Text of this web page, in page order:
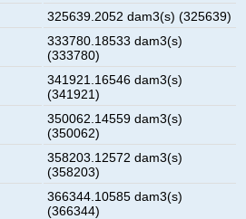
325639.2052 dam3(s) (325639)
333780.18533 dam3(s)
(333780)
341921.16546 dam3(s)
(341921)
350062.14559 dam3(s)
(350062)
358203.12572 dam3(s)
(358203)
366344.10585 dam3(s)
(366344)